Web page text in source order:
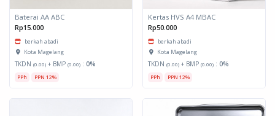
Baterai AA ABC
Rp15.000
berkah abadi
Kota Magelang
TKDN (0.00) + BMP (0.00) : 0%
PPh PPN 12%
Kertas HVS A4 MBAC
Rp50.000
berkah abadi
Kota Magelang
TKDN (0.00) + BMP (0.00) : 0%
PPh PPN 12%